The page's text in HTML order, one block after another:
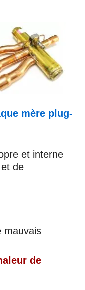
mère plug-
et interne
de
mauvais
de